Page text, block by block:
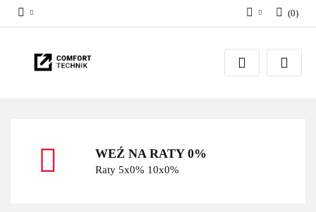
Zaloguj się
Zarejestruj się
(0)
WEŹ NA RATY 0%
Raty 5x0% 10x0%